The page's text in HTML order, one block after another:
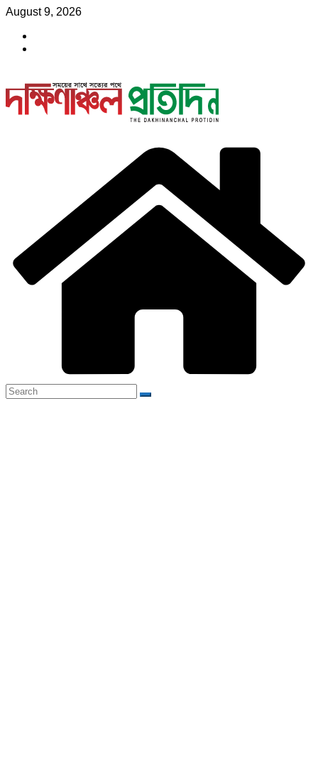
Skip
content
August 9, 2026